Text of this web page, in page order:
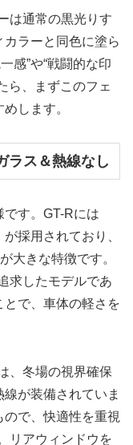
は通常の黒光りす
ラーと同色に塗ら
感”や“戦闘的な印
ら、まずこのフェ
します。
ラス＆熱線なし
す。GT-Rには
採用されており、
大きな特徴です。
求したモデルであ
とで、車体の軽さを
、冬場の視界確保
が装備されていま
で、快適性を重視
リアウィンドウを